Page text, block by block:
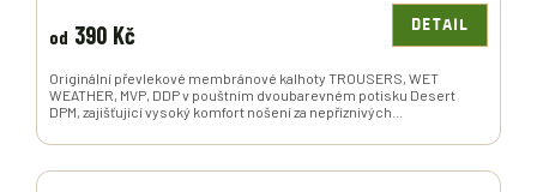
od 390 Kč DETAIL
Originální převlekové membránové kalhoty TROUSERS, WET
WEATHER, MVP, DDP v pouštním dvoubarevném potisku Desert
DPM, zajišťující vysoký komfort nošení za nepříznivých...